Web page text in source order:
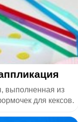
выполненная из
для кексов.